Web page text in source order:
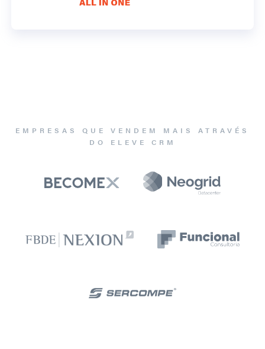
EMPRESAS QUE VENDEM MAIS ATRAVÉS
DO ELEVE CRM